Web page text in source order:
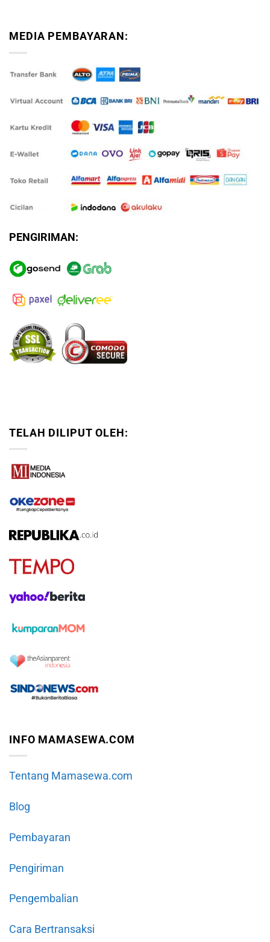
MEDIA PEMBAYARAN:
PENGIRIMAN:
TELAH DILIPUT OLEH:
INFO MAMASEWA.COM
Tentang Mamasewa.com
Blog
Pembayaran
Pengiriman
Pengembalian
Cara Bertransaksi